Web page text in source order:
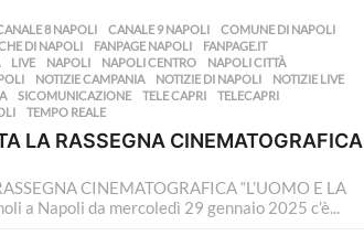
8 NAPOLI ,CANALE 9 NAPOLI ,COMUNE DI NAPOLI
DI NAPOLI ,FANPAGE NAPOLI ,FANPAGE.IT
,LIVE ,NAPOLI ,NAPOLI CENTRO ,NAPOLI CITTÀ
,NOTIZIE CAMPANIA ,NOTIZIE DI NAPOLI ,NOTIZIE LIVE
,SICOMUNICAZIONE ,TELE CAPRI ,TELECAPRI
,TEMPO REALE
LA RASSEGNA CINEMATOGRAFICA
CINEMATOGRAFICA “L’UOMO E LA
a Napoli da mercoledì 29 gennaio 2025 c’è...